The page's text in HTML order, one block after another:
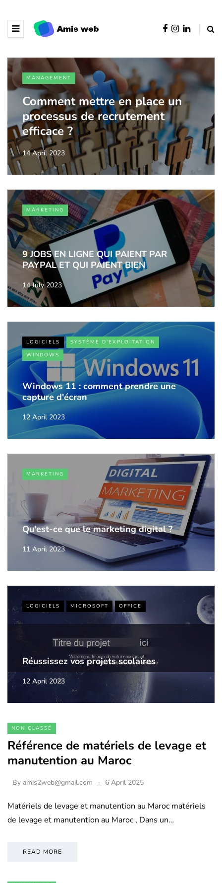
MANAGEMENT
Comment mettre en place un
processus de recrutement
efficace ?
14 April 2023
MARKETING
9 JOBS EN LIGNE QUI PAIENT PAR
PAYPAL ET QUI PAIENT BIEN
14 July 2023
LOGICIELS
SYSTÈME D'EXPLOITATION
WINDOWS
Windows 11 : comment prendre une
capture d'écran
12 April 2023
MARKETING
Qu'est-ce que le marketing digital ?
11 April 2023
LOGICIELS MICROSOFT OFFICE
Réussissez vos projets scolaires
12 April 2023
NON CLASSÉ
Référence de matériels de levage et
manutention au Maroc
By amis2web@gmail.com 6 April 2025
Matériels de levage et manutention au Maroc matériels
de levage et manutention au Maroc , Dans un…
READ MORE